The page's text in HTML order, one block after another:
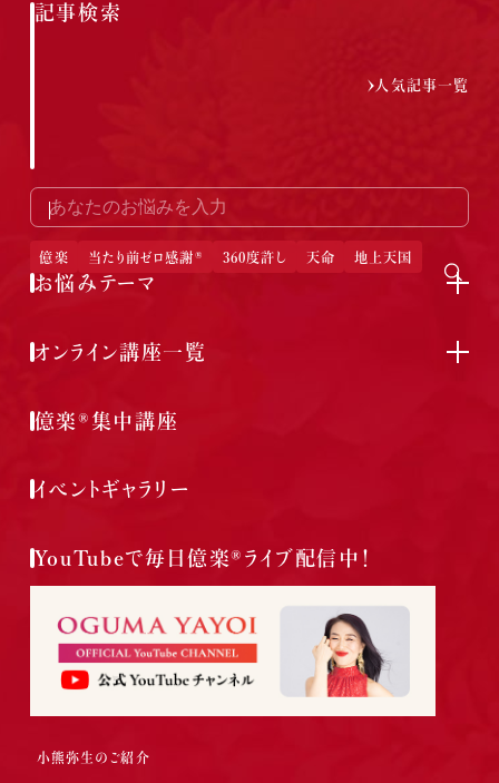
お悩みテーマ
記事検索
人気記事一覧
億楽 当たり前ゼロ感謝® 360度許し 天命 地上天国
オンライン講座一覧
億楽®集中講座
イベントギャラリー
YouTubeで毎日億楽®ライブ配信中！
小熊弥生のご紹介